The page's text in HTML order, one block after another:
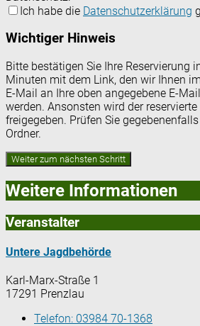
Ich habe die Datenschutzerklärung
Wichtiger Hinweis
Bitte bestätigen Sie Ihre Reservierung
Minuten mit dem Link, den wir Ihnen
E-Mail an Ihre oben angegebene E-
werden. Ansonsten wird der
freigegeben. Prüfen Sie
Ordner.
Weitere Informationen
Veranstalter
Untere Jagdbehörde
Karl-Marx-Straße 1
17291 Prenzlau
Telefon: 03984 70-1368